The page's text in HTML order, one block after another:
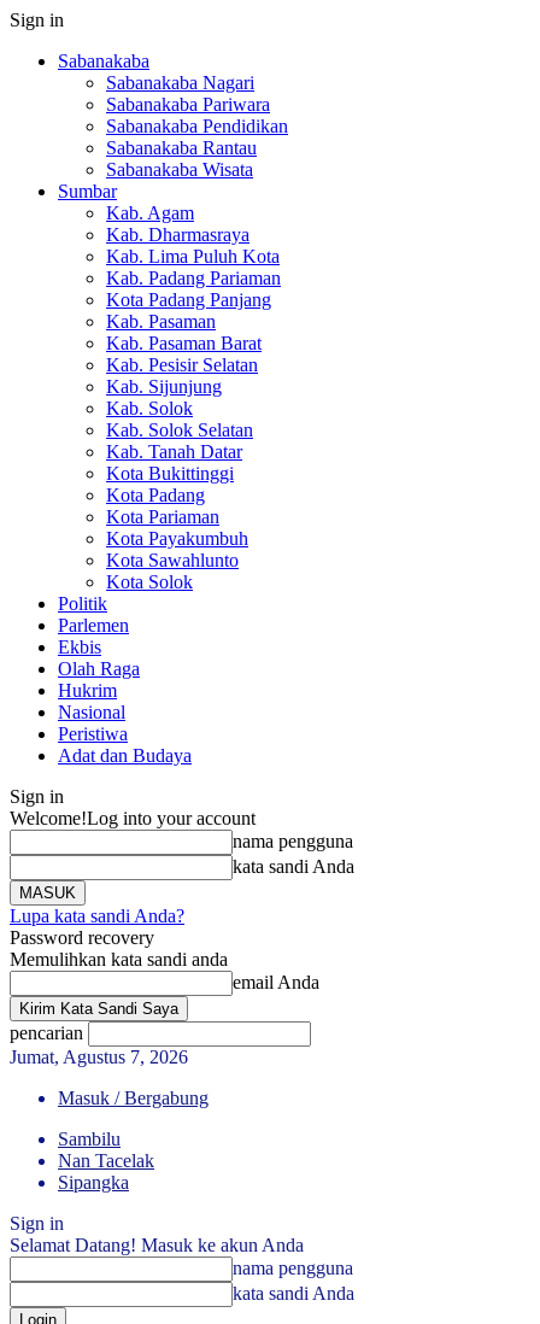
Sign in
Sabanakaba
Sabanakaba Nagari
Sabanakaba Pariwara
Sabanakaba Pendidikan
Sabanakaba Rantau
Sabanakaba Wisata
Sumbar
Kab. Agam
Kab. Dharmasraya
Kab. Lima Puluh Kota
Kab. Padang Pariaman
Kota Padang Panjang
Kab. Pasaman
Kab. Pasaman Barat
Kab. Pesisir Selatan
Kab. Sijunjung
Kab. Solok
Kab. Solok Selatan
Kab. Tanah Datar
Kota Bukittinggi
Kota Padang
Kota Pariaman
Kota Payakumbuh
Kota Sawahlunto
Kota Solok
Politik
Parlemen
Ekbis
Olah Raga
Hukrim
Nasional
Peristiwa
Adat dan Budaya
Sign in
Welcome!Log into your account
nama pengguna
kata sandi Anda
Lupa kata sandi Anda?
Password recovery
Memulihkan kata sandi anda
email Anda
pencarian
Jumat, Agustus 7, 2026
Masuk / Bergabung
Sambilu
Nan Tacelak
Sipangka
Sign in
Selamat Datang! Masuk ke akun Anda
nama pengguna
kata sandi Anda